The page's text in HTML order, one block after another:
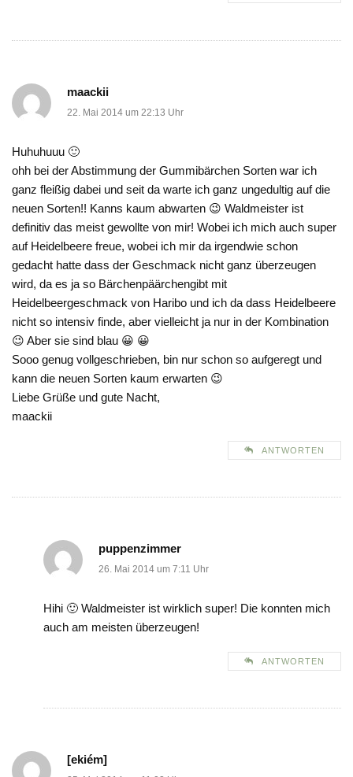
maackii
22. Mai 2014 um 22:13 Uhr
Huhuhuuu 🙂
ohh bei der Abstimmung der Gummibärchen Sorten war ich
ganz fleißig dabei und seit da warte ich ganz ungedultig auf die
neuen Sorten!! Kanns kaum abwarten 😉 Waldmeister ist
definitiv das meist gewollte von mir! Wobei ich mich auch super
auf Heidelbeere freue, wobei ich mir da irgendwie schon
gedacht hatte dass der Geschmack nicht ganz überzeugen
wird, da es ja so Bärchenpäärchengibt mit
Heidelbeergeschmack von Haribo und ich da dass Heidelbeere
nicht so intensiv finde, aber vielleicht ja nur in der Kombination
😉 Aber sie sind blau 😀 😀
Sooo genug vollgeschrieben, bin nur schon so aufgeregt und
kann die neuen Sorten kaum erwarten 😉
Liebe Grüße und gute Nacht,
maackii
ANTWORTEN
puppenzimmer
26. Mai 2014 um 7:11 Uhr
Hihi 🙂 Waldmeister ist wirklich super! Die konnten mich
auch am meisten überzeugen!
ANTWORTEN
[ekiém]